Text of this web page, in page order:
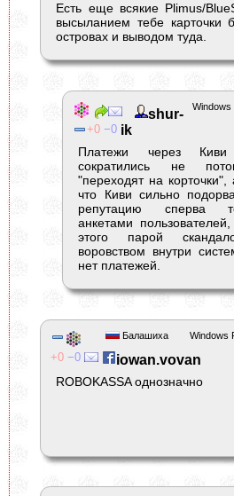
Есть еще всякие Plimus/
высыланием тебе карточки
островах и выводом туда.
Windows
0 0
shur-
ik
Платежи через Киви
сократились не
"переходят на корточки",
что Киви сильно
репутацию сперва
анкетами
этого парой
воровством внутри
нет платежей.
Windows
Балашиха
0 0 iowan.vovan
ROBOKASSA однозначно